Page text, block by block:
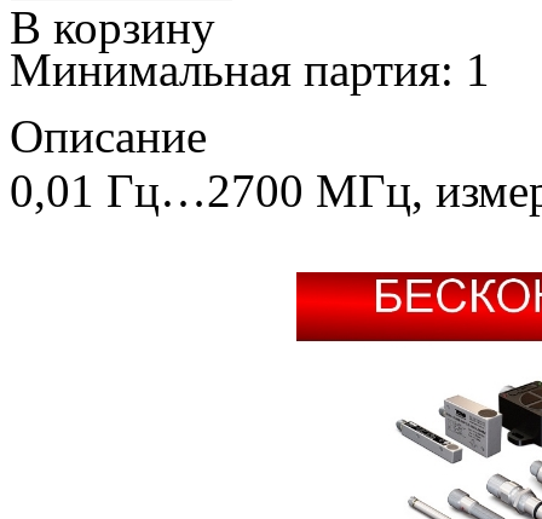
В корзину
Минимальная партия: 1
Описание
0,01 Гц…2700 МГц,